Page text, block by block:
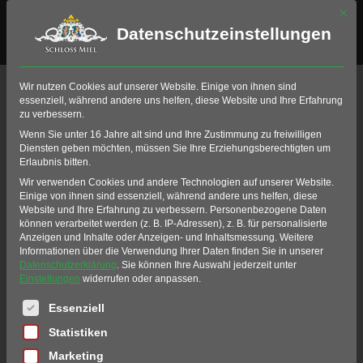
Anmelden
Benutzername oder E-Mail-Adresse*
Passwort*
Mit
Datenschutzeinstellungen
Wir nutzen Cookies auf unserer Website. Einige von ihnen sind
essenziell, während andere uns helfen, diese Website und Ihre Erfahrung
zu verbessern.
Wenn Sie unter 16 Jahre alt sind und Ihre Zustimmung zu freiwilligen
Diensten geben möchten, müssen Sie Ihre Erziehungsberechtigten um
Erlaubnis bitten.
Wir verwenden Cookies und andere Technologien auf unserer Website.
Einige von ihnen sind essenziell, während andere uns helfen, diese
Website und Ihre Erfahrung zu verbessern. Personenbezogene Daten
können verarbeitet werden (z. B. IP-Adressen), z. B. für personalisierte
Anzeigen und Inhalte oder Anzeigen- und Inhaltsmessung. Weitere
Informationen über die Verwendung Ihrer Daten finden Sie in unserer
Datenschutzerklärung. Sie können Ihre Auswahl jederzeit unter
Einstellungen widerrufen oder anpassen.
Es folgt eine Liste der Service-Gruppen, für die eine
Essenziell
Statistiken
Marketing